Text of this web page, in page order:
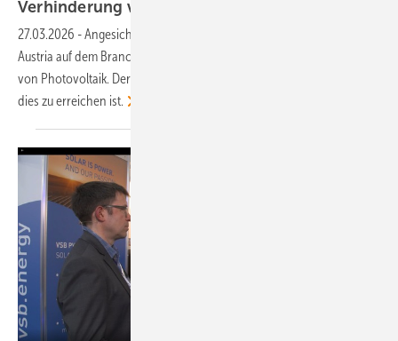
Verhinderung von
27.03.2026 -Angesichts der derzeitigen Energiekrisen fordert PV
Austria auf dem Branchentreffen in Wien den beschleunigten Ausbau
von Photovoltaik. Der Verband nennt drei zentrale Maßnahmen, wie
dies zu erreichen ist.